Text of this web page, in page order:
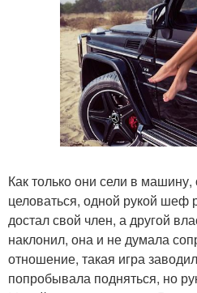
Как только они сели в машину,
целоваться, одной рукой шеф
достал свой член, а другой
наклонил, она и не думала
отношение, такая игра
попробывала подняться, но